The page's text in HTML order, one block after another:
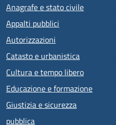
Anagrafe e stato civile
Appalti pubblici
Autorizzazioni
Catasto e urbanistica
Cultura e tempo libero
Educazione e formazione
Giustizia e sicurezza
pubblica